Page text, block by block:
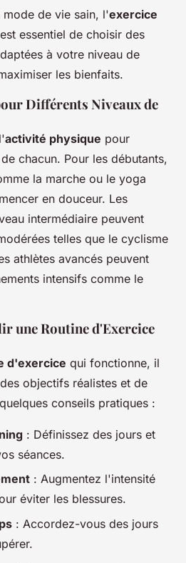
de vie sain, l'exercice
essentiel de choisir des
à votre niveau de
les bienfaits.
Différents Niveaux de
activité physique pour
chacun. Pour les débutants,
la marche ou le yoga
en douceur. Les
intermédiaire peuvent
telles que le cyclisme
athlètes avancés peuvent
intensifs comme le
une Routine d'Exercice
d'exercice qui fonctionne, il
objectifs réalistes et de
conseils pratiques :
: Définissez des jours et
séances.
: Augmentez l'intensité
éviter les blessures.
: Accordez-vous des jours